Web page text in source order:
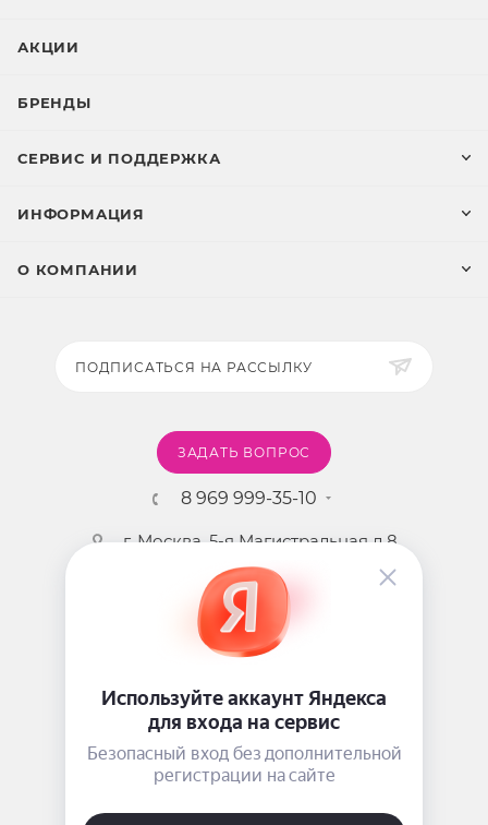
АКЦИИ
БРЕНДЫ
СЕРВИС И ПОДДЕРЖКА
ИНФОРМАЦИЯ
О КОМПАНИИ
ПОДПИСАТЬСЯ НА РАССЫЛКУ
ЗАДАТЬ ВОПРОС
8 969 999-35-10
г. Москва, 5-я Магистральная д.8
2009 - 2026 ©Pink-Girl.ru